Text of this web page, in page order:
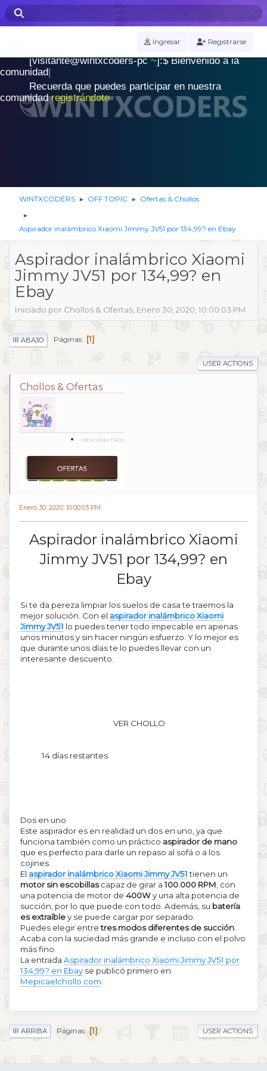
Ingresar Registrarse
WINTXCODERS Terminal
[visitante@wintxcoders-pc~]:$ .
Bienvenido a la
comunidad|
Recuerda que puedes participar en nuestra
comunidadregistrándote
WINTXCODERS ► OFF TOPIC ► Ofertas & Chollos
►
Aspirador inalámbrico Xiaomi Jimmy JV51 por 134,99? en Ebay
Aspirador inalámbrico Xiaomi
Jimmy JV51 por 134,99? en
Ebay
Iniciado por Chollos & Ofertas, Enero 30, 2020, 10:00:03 PM
IR ABAJO Páginas 1
USER ACTIONS
Chollos & Ofertas
DESCONECTADO
Enero 30, 2020, 10:00:03 PM
Aspirador inalámbrico Xiaomi
Jimmy JV51 por 134,99? en
Ebay
Si te da pereza limpiar los suelos de casa te traemos la
mejor solución. Con el aspirador inalámbrico Xiaomi
Jimmy JV51 lo puedes tener todo impecable en apenas
unos minutos y sin hacer ningún esfuerzo. Y lo mejor es
que durante unos días te lo puedes llevar con un
interesante descuento.
VER CHOLLO
14 días restantes
Dos en uno
Este aspirador es en realidad un dos en uno, ya que
funciona también como un práctico aspirador de mano
que es perfecto para darle un repaso al sofá o a los
cojines.
El aspirador inalámbrico Xiaomi Jimmy JV51tienen un
motor sin escobillascapaz de girar a100.000 RPM , con
una potencia de motor de 400Wy una alta potencia de
succión, por lo que puede con todo. Además, su batería
es extraíbley se puede cargar por separado.
Puedes elegir entretres modos diferentes de succión
Acaba con la suciedad más grande e incluso con el polvo
más fino.
La entrada Aspirador inalámbrico Xiaomi Jimmy JV51 por
134,99? en Ebay se publicó primero en
Mepicaelchollo.com
IR ARRIBA Páginas 1 USER ACTIONS